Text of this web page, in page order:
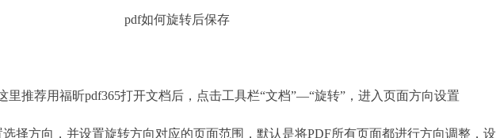
pdf如何旋转后保存
里推荐用福昕pdf365打开文档后，点击工具栏“文档”—“旋转”，进入页面方向设置
方向，并设置旋转方向对应的页面范围，默认是将PDF所有页面都进行方向调整，设